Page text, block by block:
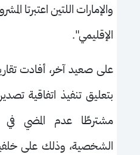
والإمارات اللتين اعتبرتا
الإقليمي".
على صعيد آخر، أفادت
بتعليق تنفيذ اتفاقية
مشترطًا عدم المضي في
الشخصية، وذلك على